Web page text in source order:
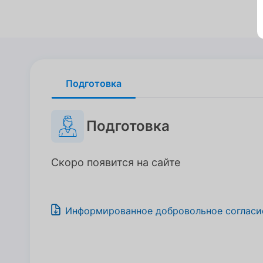
Подготовка
Подготовка
Подготовка
Скоро появится на сайте
Информированное добровольное